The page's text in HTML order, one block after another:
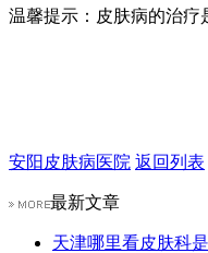
温馨提示：皮肤病的治疗
安阳皮肤病医院 返回列表
最新文章
天津哪里看皮肤科